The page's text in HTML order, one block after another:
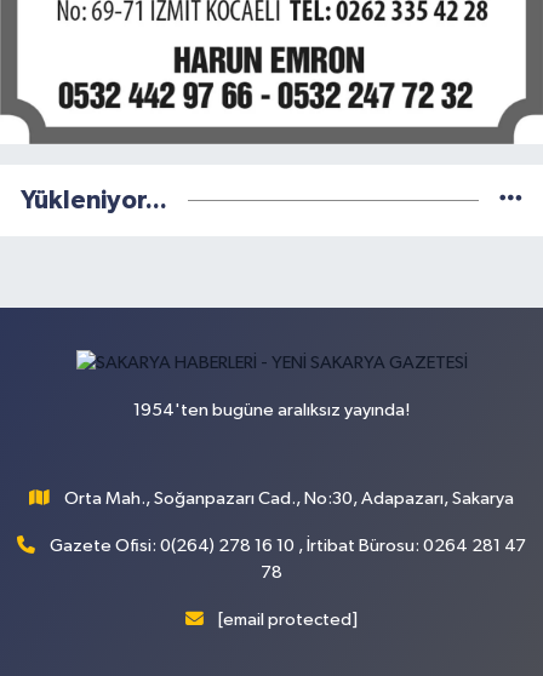
Yükleniyor...
1954'ten bugüne aralıksız yayında!
Orta Mah., Soğanpazarı Cad., No:30, Adapazarı, Sakarya
Gazete Ofisi: 0(264) 278 16 10 , İrtibat Bürosu: 0264 281 47
78
[email protected]